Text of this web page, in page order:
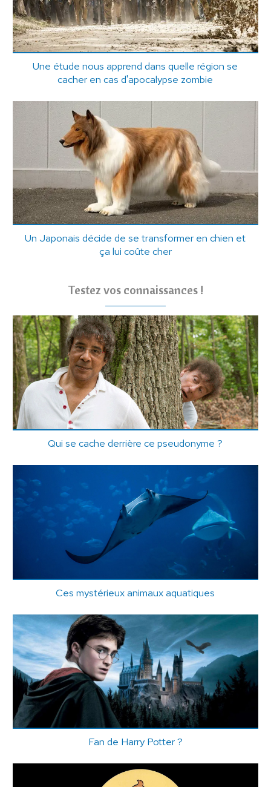
Une étude nous apprend dans quelle région se
cacher en cas d'apocalypse zombie
Un Japonais décide de se transformer en chien et
ça lui coûte cher
Testez vos connaissances !
Qui se cache derrière ce pseudonyme ?
Ces mystérieux animaux aquatiques
Fan de Harry Potter ?